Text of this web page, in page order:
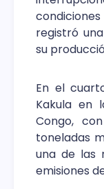
registró
su
En el
Kakula en
Congo,
toneladas
una de las
emisiones